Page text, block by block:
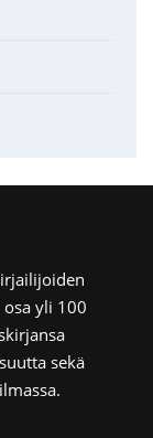
osa yli 100
sekä